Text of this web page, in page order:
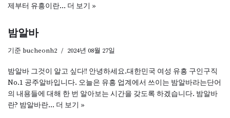
제부터 유흥이란… 더 보기 »
밤알바
기준 bucheonh2 2024년 08월 27일
밤알바 그것이 알고 싶다!! 안녕하세요.대한민국 여성 유흥 구인구직
No.1 공주알바입니다. 오늘은 유흥 업계에서 쓰이는 밤알바라는단어
의 내용들에 대해 한 번 알아보는 시간을 갖도록 하겠습니다. 밤알바
란? 밤알바란… 더 보기 »